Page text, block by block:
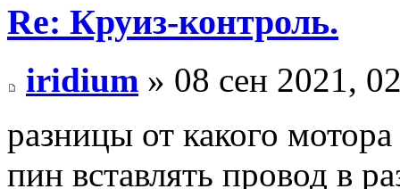
Re: Круиз-контроль.
iridium » 08 сен 2021,
разницы от какого
пин вставлять провод в